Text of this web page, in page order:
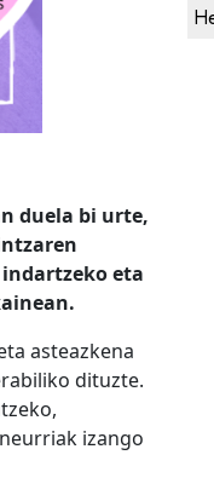
duela bi urte,
eta
asteazkena
dituzte.
izango